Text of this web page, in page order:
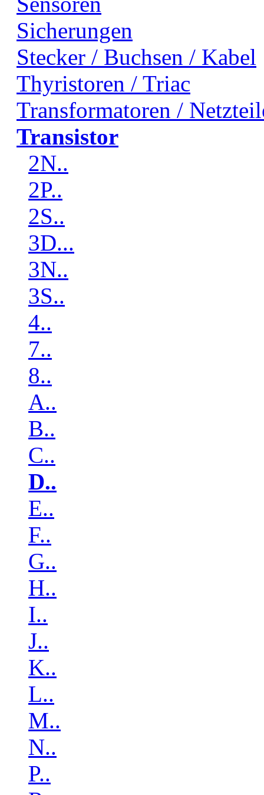
Sicherungen
Stecker / Buchsen / Kabel
Thyristoren / Triac
Transformatoren /
Transistor
2N..
2P..
2S..
3D...
3N..
3S..
4..
7..
8..
A..
B..
C..
D..
E..
F..
G..
H..
I..
J..
K..
L..
M..
N..
P..